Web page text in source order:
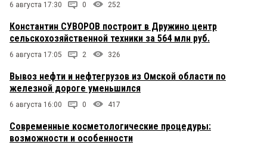
6 августа 17:30 0 252
Константин СУВОРОВ построит в Дружино центр
сельскохозяйственной техники за 564 млн руб.
6 августа 17:05 2 326
Вывоз нефти и нефтегрузов из Омской области по
железной дороге уменьшился
6 августа 16:00 0 417
Современные косметологические процедуры:
возможности и особенности